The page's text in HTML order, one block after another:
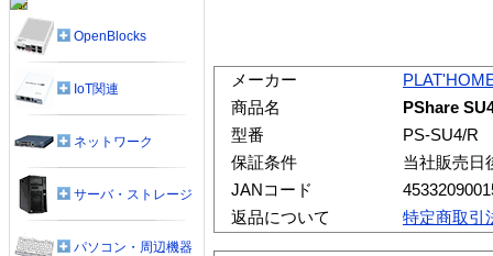
メーカー
商品名
PShare
型番
PS-SU4/R
保証条件
当社販売日
JANコード
返品について
特定商取引
OpenBlocks
IoT関連
ネットワーク
サーバ・ストレージ
パソコン・周辺機器